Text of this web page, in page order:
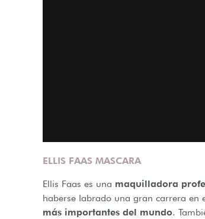
ELLIS FAAS MASCARA
Ellis Faas es una maquilladora
haberse labrado una gran carrera en
más importantes del mundo.